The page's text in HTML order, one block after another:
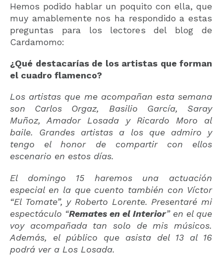
Hemos podido hablar un poquito con ella, que
muy amablemente nos ha respondido a estas
preguntas para los lectores del blog de
Cardamomo:
¿Qué destacarías de los artistas que forman
el cuadro flamenco?
Los artistas que me acompañan esta semana
son Carlos Orgaz, Basilio García, Saray
Muñoz, Amador Losada y Ricardo Moro al
baile. Grandes artistas a los que admiro y
tengo el honor de compartir con ellos
escenario en estos días.
El domingo 15 haremos una actuación
especial en la que cuento también con Víctor
“El Tomate”, y Roberto Lorente. Presentaré mi
espectáculo “Remates en el Interior” en el que
voy acompañada tan solo de mis músicos.
Además, el público que asista del 13 al 16
podrá ver a Los Losada.